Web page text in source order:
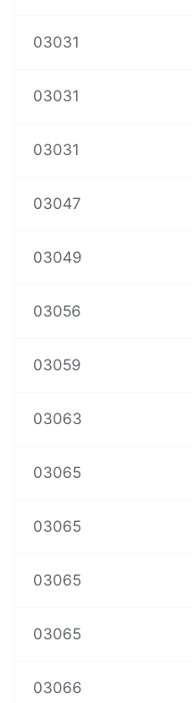
03031
03031
03031
03047
03049
03056
03059
03063
03065
03065
03065
03065
03066